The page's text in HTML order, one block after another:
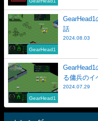
GearHead1
GearHead1
話
2024.08.03
GearHead1
GearHead1
る傭兵のイ
2024.07.29